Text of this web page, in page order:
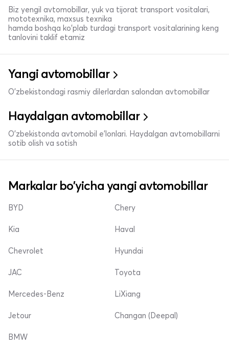
Biz yengil avtomobillar, yuk va tijorat transport vositalari,
mototexnika, maxsus texnika
hamda boshqa ko'plab turdagi transport vositalarining keng
tanlovini taklif etamiz
Yangi avtomobillar
O'zbekistondagi rasmiy dilerlardan salondan avtomobillar
Haydalgan avtomobillar
O'zbekistonda avtomobil e’lonlari. Haydalgan avtomobillarni
sotib olish va sotish
Markalar bo'yicha yangi avtomobillar
BYD
Kia
Chevrolet
Chery
Haval
Hyundai
JAC
Mercedes-Benz
Jetour
Toyota
LiXiang
Changan (Deepal)
BMW